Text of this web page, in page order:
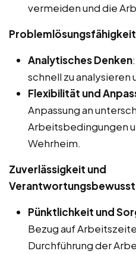
vermeiden und die
Problemlösungsfähigkeit
Analytisches Denken
schnell zu analysieren
Flexibilität und
Anpassung an
Arbeitsbedingungen
Wehrheim.
Zuverlässigkeit und
Pünktlichkeit und
Bezug auf
Durchführung der